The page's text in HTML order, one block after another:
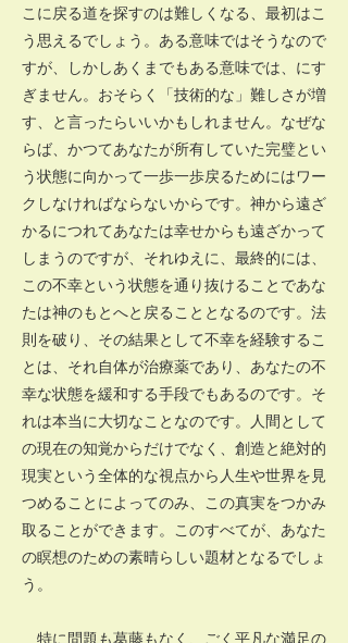
こに戻る道を探すのは難しくなる、最初はこ
う思えるでしょう。ある意味ではそうなので
すが、しかしあくまでもある意味では、にす
ぎません。おそらく「技術的な」難しさが増
す、と言ったらいいかもしれません。なぜな
らば、かつてあなたが所有していた完璧とい
う状態に向かって一歩一歩戻るためにはワー
クしなければならないからです。神から遠ざ
かるにつれてあなたは幸せからも遠ざかって
しまうのですが、それゆえに、最終的には、
この不幸という状態を通り抜けることであな
たは神のもとへと戻ることとなるのです。法
則を破り、その結果として不幸を経験するこ
とは、それ自体が治療薬であり、あなたの不
幸な状態を緩和する手段でもあるのです。そ
れは本当に大切なことなのです。人間として
の現在の知覚からだけでなく、創造と絶対的
現実という全体的な視点から人生や世界を見
つめることによってのみ、この真実をつかみ
取ることができます。このすべてが、あなた
の瞑想のための素晴らしい題材となるでしょ
う。
特に問題も葛藤もなく、ごく平凡な満足の